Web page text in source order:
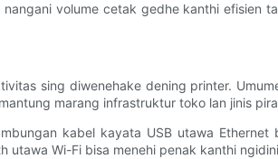
volume cetak gedhe kanthi
sing diwenehake dening printer.
marang infrastruktur toko lan jinis
kabel kayata USB utawa
utawa Wi-Fi bisa menehi penak kanthi